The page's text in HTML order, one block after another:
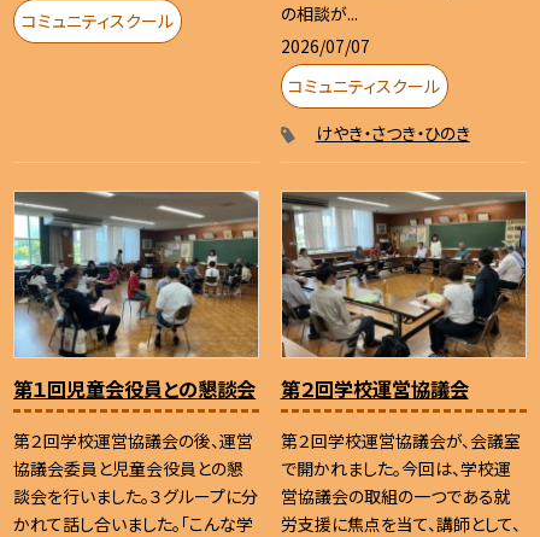
コミュニティスクール
の相談が...
2026/07/07
コミュニティスクール
けやき・さつき・ひのき
第１回児童会役員との懇談会
第２回学校運営協議会の後、運営
協議会委員と児童会役員との懇
談会を行いました。３グループに分
かれて話し合いました。「こんな学
第２回学校運営協議会
第２回学校運営協議会が、会議室
で開かれました。今回は、学校運
営協議会の取組の一つである就
労支援に焦点を当て、講師として、